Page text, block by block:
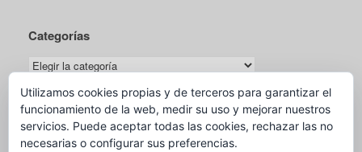
Categorías
Categorías
Traductor
Utilizamos cookies propias y de terceros para garantizar el
funcionamiento de la web, medir su uso y mejorar nuestros
servicios. Puede aceptar todas las cookies, rechazar las no
necesarias o configurar sus preferencias.